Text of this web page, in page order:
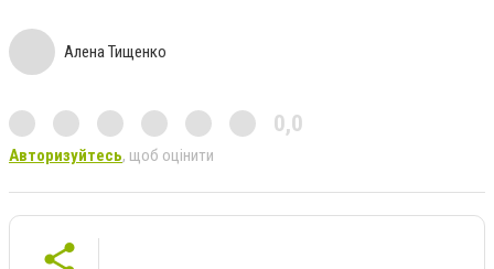
Алена Тищенко
0,0
Авторизуйтесь, щоб оцінити